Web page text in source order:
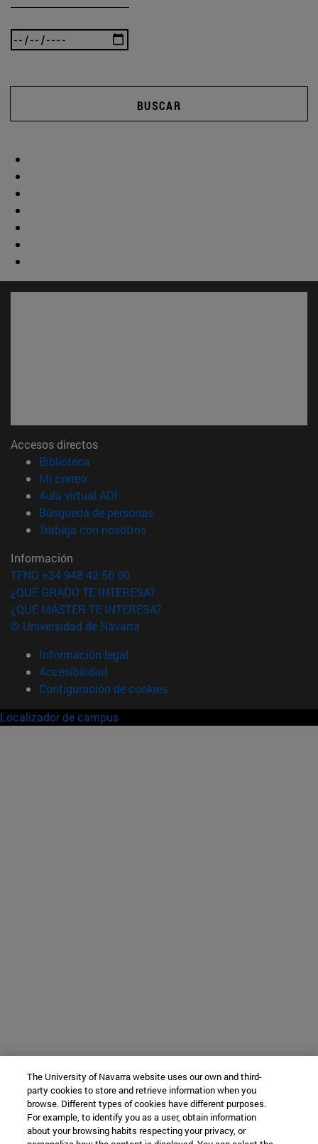
BUSCAR
Accesos directos
Biblioteca
Mi correo(abre en nueva ventana)
Aula virtual ADI
Búsqueda de personas(abre en nueva ventana)
Trabaja con nosotros(abre en nueva ventana)
Información
TFNO +34 948 42 56 00
¿QUÉ GRADO TE INTERESA?
¿QUÉ MÁSTER TE INTERESA?
© Universidad de Navarra
Información legal
Accesibilidad
Configuración de cookies
Localizador de campus
The University of Navarra website uses our own and third-
party cookies to store and retrieve information when you
browse. Different types of cookies have different purposes.
For example, to identify you as a user, obtain information
about your browsing habits respecting your privacy, or